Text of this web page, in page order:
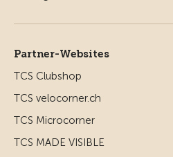
Partner-Websites
TCS Clubshop
TCS velocorner.ch
TCS Microcorner
TCS MADE VISIBLE